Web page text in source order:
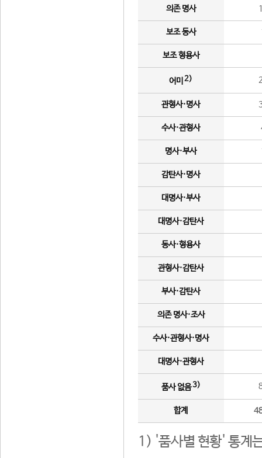
의존 명사
보조 동사
보조 형용사
어미 2)
관형사·명사
수사·관형사
명사·부사
감탄사·명사
대명사·부사
대명사·감탄사
동사·형용사
관형사·감탄사
부사·감탄사
의존 명사·조사
수사·관형사·명사
대명사·관형사
품사 없음3)
합계
1) '품사별 현황' 통계